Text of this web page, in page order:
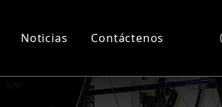
Preguntas más frecuentes
Descripción del producto
Noticias Contáctenos